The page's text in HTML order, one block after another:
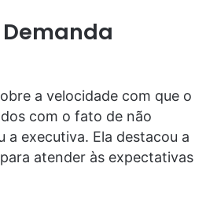
a velocidade com que o
com o fato de não
a executiva. Ela destacou a
atender às expectativas